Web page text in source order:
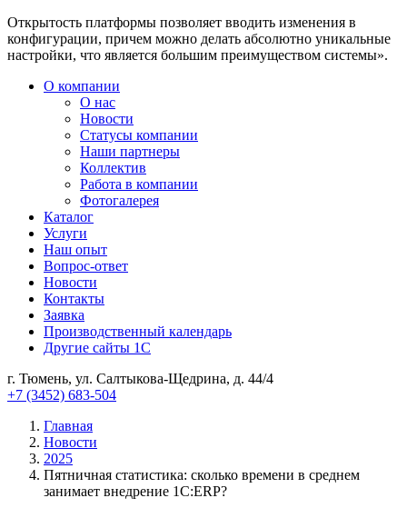
Открытость платформы позволяет вводить изменения в
конфигурации, причем можно делать абсолютно уникальные
настройки, что является большим преимуществом системы».
О компании
О нас
Новости
Cтатусы компании
Наши партнеры
Коллектив
Работа в компании
Фотогалерея
Каталог
Услуги
Наш опыт
Вопрос-ответ
Новости
Контакты
Заявка
Производственный календарь
Другие сайты 1С
г. Тюмень, ул. Салтыкова-Щедрина, д. 44/4
+7 (3452) 683-504
Главная
Новости
2025
Пятничная статистика: сколько времени в среднем
занимает внедрение 1С:ERP?